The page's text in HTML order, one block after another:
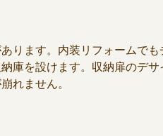
ります。内装リフォームでも
庫を設けます。収納扉のデ
れません。